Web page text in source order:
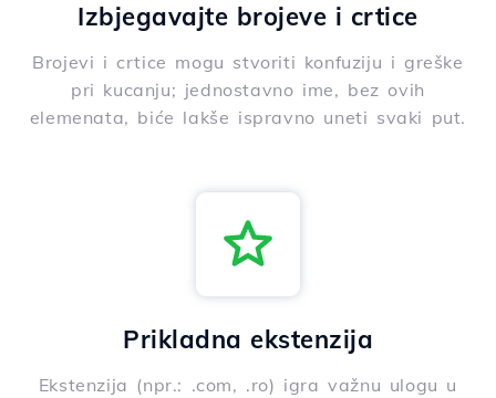
Izbjegavajte brojeve i crtice
Brojevi i crtice mogu stvoriti konfuziju i greške
pri kucanju; jednostavno ime, bez ovih
elemenata, biće lakše ispravno uneti svaki put.
Prikladna ekstenzija
Ekstenzija (npr.: .com, .ro) igra važnu ulogu u